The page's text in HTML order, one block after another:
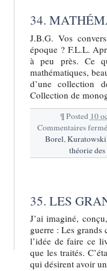
34.
J.B.G. Vos
époque ? F.L.L.
à peu près. Ce
mathématiques,
d’une collection
Collection de
¶Posted 10
Commentaires
Borel,Kuratowski
théorie
35. LES
J’ai imaginé,
guerre : Les grands
l’idée de faire ce
que les traités.
qui désirent avoir